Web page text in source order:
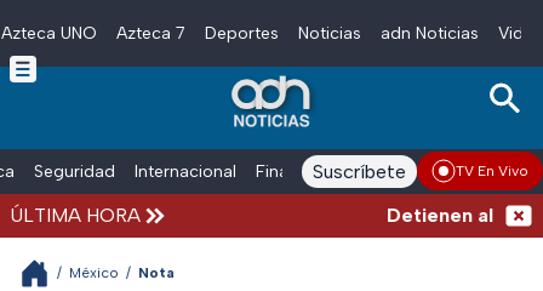
Skip to main content
Azteca UNO Azteca 7 Deportes Noticias adn Noticias
Seguridad Internacional Finanzas adn Noticias Radio
Suscríbete TV En Vivo
ÚLTIMA HORA Detienen al
/ México / Nota